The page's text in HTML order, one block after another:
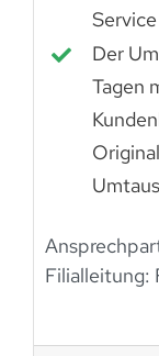
Service
Der
Tagen
Filialleitung: